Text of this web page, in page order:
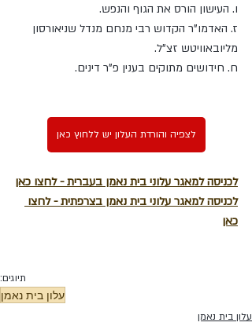
ו. העישון הורס את הגוף והנפש.
ז. האדמו"ר הקדוש רבי מנחם מנדל שניאורסון
מליובאוויטש זצ"ל.
ח. חידושים מתוקים בענין פ"ר דינים.
לצפיה והורדת העלון יש ללחוץ כאן
לכניסה למאגר עלוני בית נאמן בעברית - לחצו כאן
לכניסה למאגר עלוני בית נאמן בצרפתית - לחצו
כאן
תיוגים:
עלון בית נאמן
עלון בית נאמן